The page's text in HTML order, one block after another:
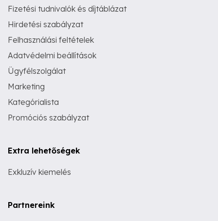
Fizetési tudnivalók és díjtáblázat
Hirdetési szabályzat
Felhasználási feltételek
Adatvédelmi beállítások
Ügyfélszolgálat
Marketing
Kategórialista
Promóciós szabályzat
Extra lehetőségek
Exkluzív kiemelés
Partnereink